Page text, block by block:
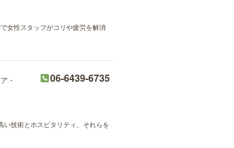
女性スタッフがコリや疲労を解消
・
06-6439-6735
技術とホスピタリティ、それらを